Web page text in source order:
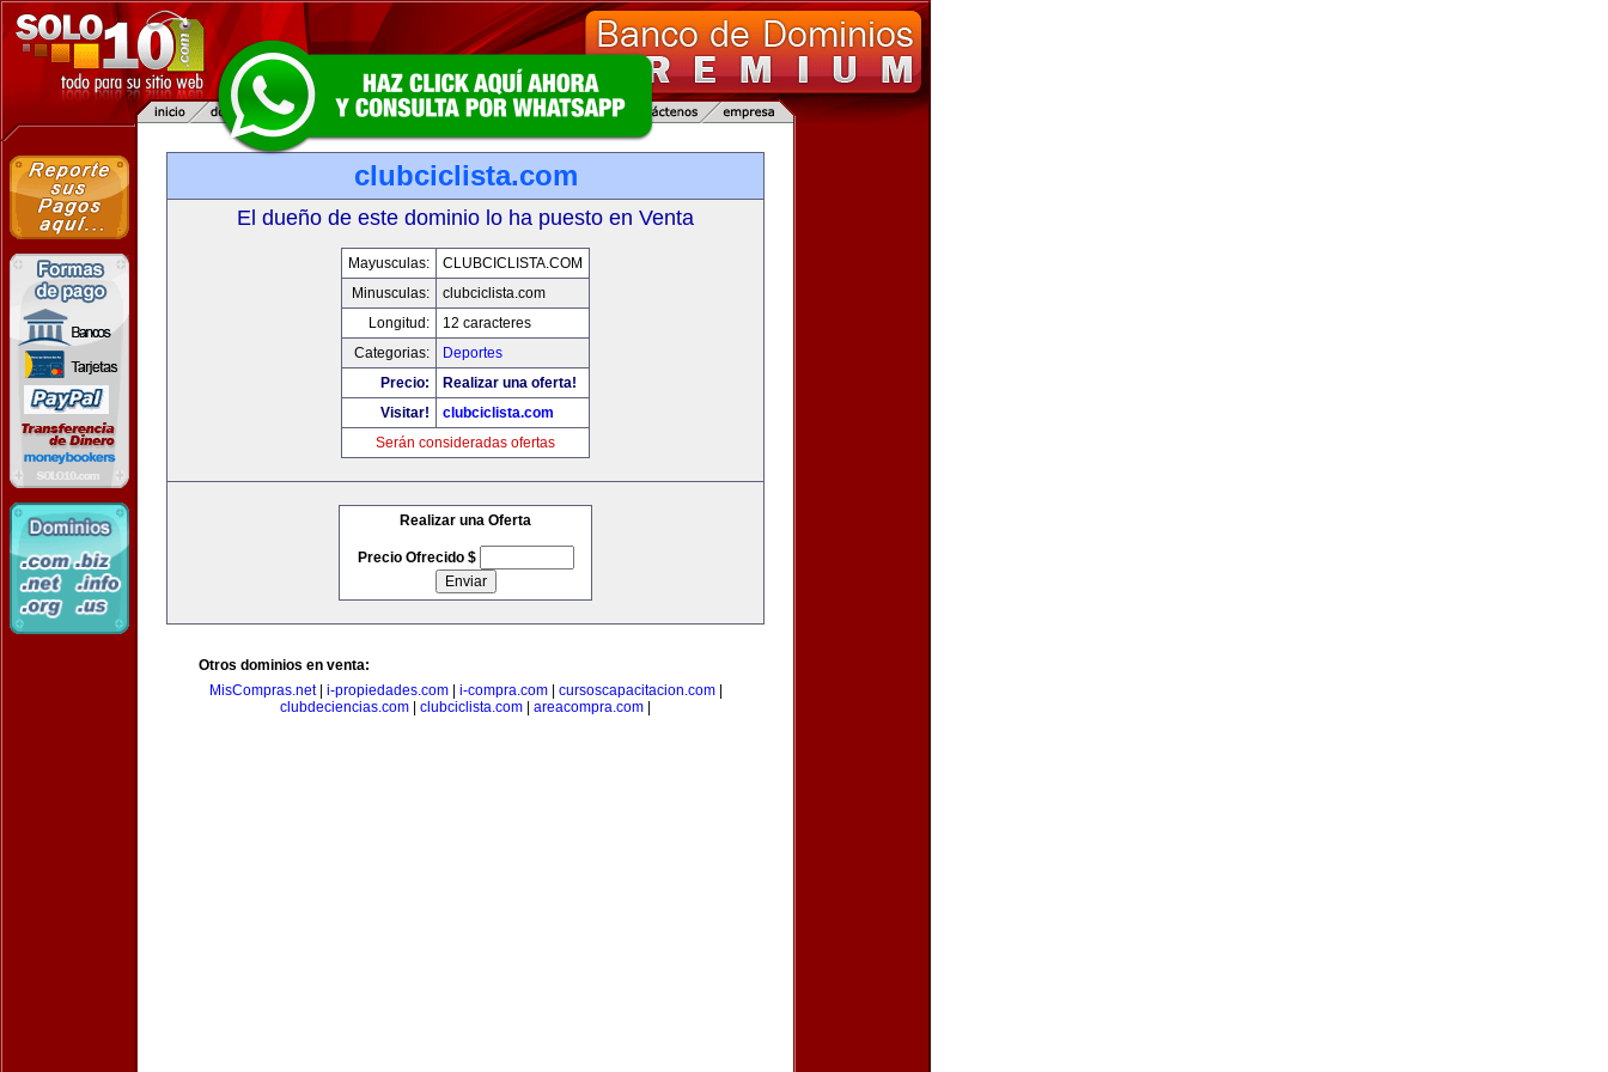
clubciclista.com
El dueño de este dominio lo ha puesto en Venta
Mayusculas:
CLUBCICLISTA.COM
Minusculas:
clubciclista.com
Longitud:
12 caracteres
Categorias:
Deportes
Precio:
Realizar una oferta!
Visitar!
clubciclista.com
Serán consideradas ofertas
Realizar una Oferta
Precio Ofrecido $
Otros dominios en venta:
MisCompras.net| i-propiedades.com| i-compra.com| cursoscapacitacion.com|
clubdeciencias.com
clubciclista.com areacompra.com